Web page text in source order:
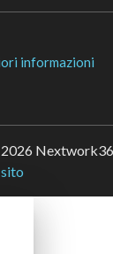
informazioni